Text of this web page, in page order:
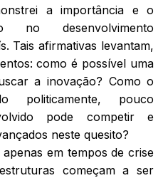
a importância e o
no desenvolvimento
Tais afirmativas levantam,
como é possível uma
a inovação? Como o
politicamente, pouco
pode competir e
neste quesito?
em tempos de crise
começam a ser